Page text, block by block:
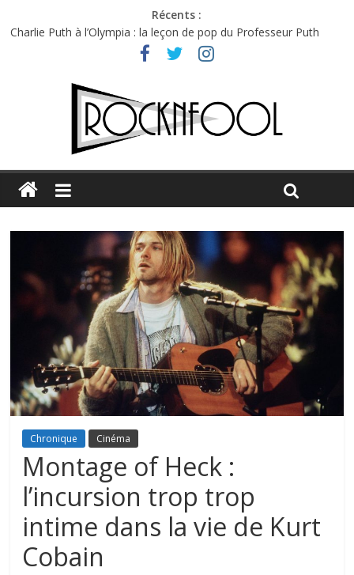
Récents :
Charlie Puth à l’Olympia : la leçon de pop du Professeur Puth
Festival Triptyque : un nouveau festival de musique indépendant
Hellfest 2026 vendredi : température et émotions en hausse
Hellfest 2026 jeudi : impossible de choisir entre chaleur et bonne
Première édition du Midgard Festival : entre bière, métal et
Chronique Cinéma
Montage of Heck :
l’incursion trop trop
intime dans la vie de Kurt
Cobain